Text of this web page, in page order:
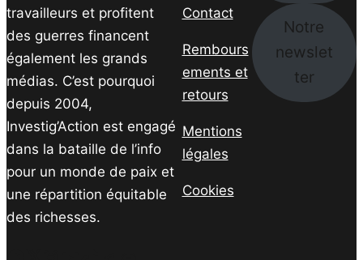
travailleurs et profitent
des guerres financent
également les grands
médias. C’est pourquoi
depuis 2004,
Investig’Action est engagé
dans la bataille de l’info
pour un monde de paix et
une répartition équitable
des richesses.
Contact
Rembours
ements et
retours
Mentions
légales
Cookies
Notre
newslet
ter